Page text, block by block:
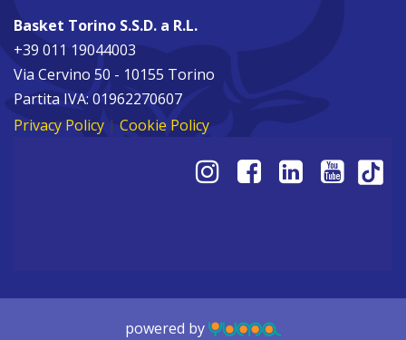
Basket Torino S.S.D. a R.L.
+39 011 19044003
Via Cervino 50 - 10155 Torino
Partita IVA: 01962270607
Privacy Policy | Cookie Policy
powered by